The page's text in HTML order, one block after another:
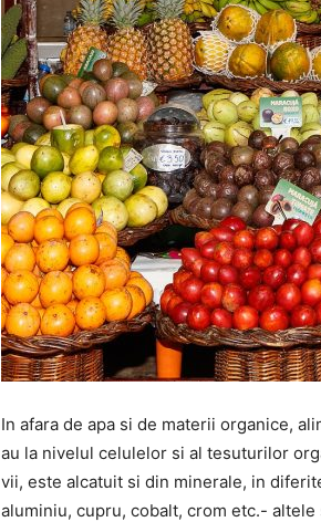
In afara de apa si de materii organice,
au la nivelul celulelor si al tesuturilor
vii, este alcatuit si din minerale, in
aluminiu, cupru, cobalt, crom etc.-